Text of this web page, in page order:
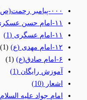
٠٠٠-پیامبر رحمت(ص)
١١-امام حسن عسکری
١١-امام عسگری
(1)
١٢-امام مهدی (ع)
(1)
۶-امام صادق(ع)
(1)
آموزش رایگان (1)
اشعار (10)
امام جواد علیه السلام